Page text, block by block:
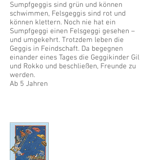
Sumpfgeggis sind grün und können
schwimmen, Felsgeggis sind rot und
können klettern. Noch nie hat ein
Sumpfgeggi einen Felsgeggi gesehen –
und umgekehrt. Trotzdem leben die
Geggis in Feindschaft. Da begegnen
einander eines Tages die Geggikinder Gil
und Rokko und beschließen, Freunde zu
werden.
Ab 5 Jahren